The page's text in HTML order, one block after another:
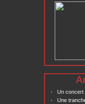
Un concert
Une